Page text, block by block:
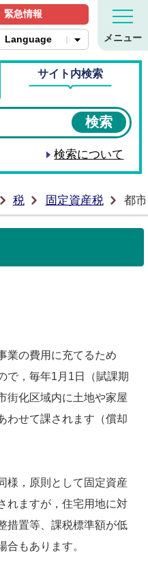
筑西市ホームページ
緊急情報
Language メニュー
サイト内検索
検索について
税 固定資産税 都
業の費用に充てるため
で，毎年1月1日（賦課期
街化区域内に土地や家屋
わせて課されます（償却
様，原則として固定資産
れますが，住宅用地に対
措置等、課税標準額が低
合もあります。